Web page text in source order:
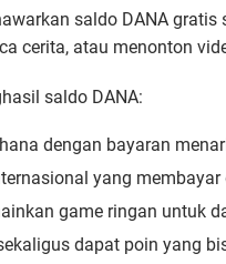
saldo DANA
cerita, atau menonton
saldo DANA:
dengan bayaran
yang
game ringan untuk
dapat poin yang